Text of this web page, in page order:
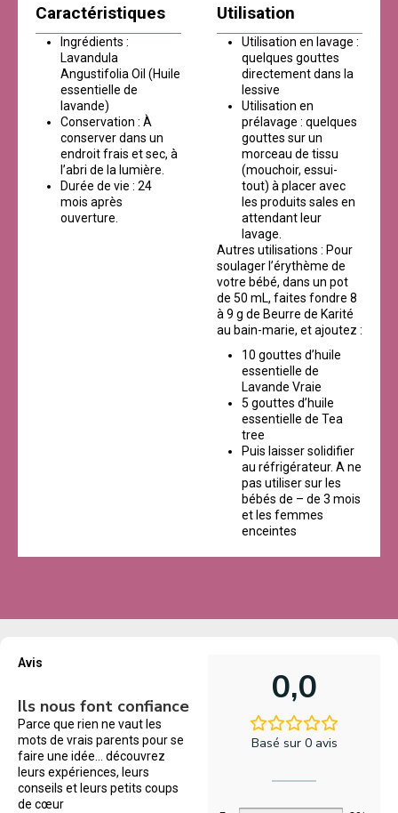
Caractéristiques
Ingrédients :
Lavandula
Angustifolia Oil (Huile
essentielle de
lavande)
Conservation : À
conserver dans un
endroit frais et sec, à
l’abri de la lumière.
Durée de vie : 24
mois après
ouverture.
Utilisation
Utilisation en lavage :
quelques gouttes
directement dans la
lessive
Utilisation en
prélavage : quelques
gouttes sur un
morceau de tissu
(mouchoir, essui-
tout) à placer avec
les produits sales en
attendant leur
lavage.
Autres utilisations : Pour
soulager l’érythème de
votre bébé, dans un pot
de 50 mL, faites fondre 8
à 9 g de Beurre de Karité
au bain-marie, et ajoutez :
10 gouttes d’huile
essentielle de
Lavande Vraie
5 gouttes d’huile
essentielle de Tea
tree
Puis laisser solidifier
au réfrigérateur. A ne
pas utiliser sur les
bébés de – de 3 mois
et les femmes
enceintes
Avis
Ils nous font confiance
Parce que rien ne vaut les
mots de vrais parents pour se
faire une idée… découvrez
leurs expériences, leurs
conseils et leurs petits coups
de cœur
0,0
Basé sur 0 avis